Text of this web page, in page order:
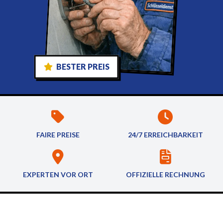
BESTER PREIS
FAIRE PREISE 24/7 ERREICHBARKEIT
EXPERTEN VOR ORT OFFIZIELLE RECHNUNG